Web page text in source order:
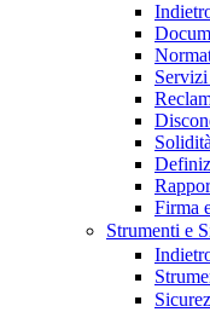
Firma
Strumenti e